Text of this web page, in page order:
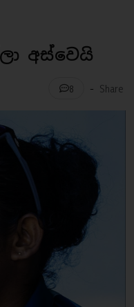
අස්වෙයි
8 - Share